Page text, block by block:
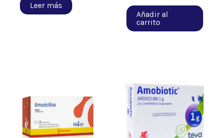
Leer más
Añadir al
carrito